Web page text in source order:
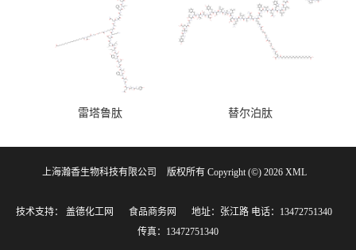
雷塔鲁肽 替尔泊肽
上海瀚香生物科技有限公司 版权所有 Copyright (©) 2026 XML
技术支持： 盖德化工网 食品商务网 地址：张江路 电话：13472751340
传真：13472751340